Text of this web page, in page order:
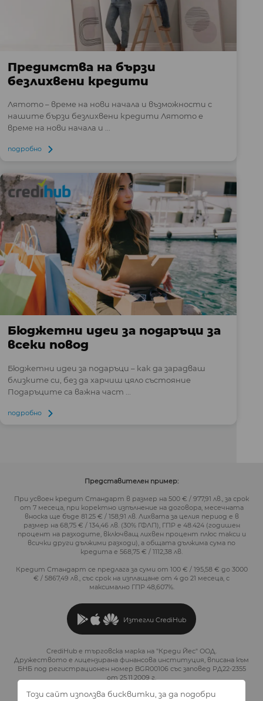
Предимства на бързи
безлихвени кредити
Лятото – време на нови начала и възможности с
нашите бързи безлихвени кредити Лятото е
време на нови начала и ...
подробно
Бюджетни идеи за подаръци за
всеки повод
Бюджетни идеи за подаръци – как да зарадваш
близките си, без да харчиш цяло състояние
Подаръците са важна част ...
подробно
Представителен пример:
При усвоен кредит Стандарт в размер на 500 € / 977,91 лв., за срок
от 7 месеца, при коректно изпълнение на договора, месечната
вноска ще бъде 81.25 € / 158,91 лв. Лихвата за целия период е в
размер на 68,75 € / 134,46 лв. (30% ГФЛП), ГПР е 48.424 (годишен
процент на разходите, включващ лихвен процент плюс такси и
всички други дължими разходи), а общата дължима сума по
кредита е 568,75 € / 1112,38 лв.
Кредит Стандарт се предлага за суми от 100 € / 195,58 € до 3000
€ / 5867,49 лв., със срок на изплащане от 4 до 21 месеца, с
максимално ГПР 48,607%.
Изтегли CrediHub
CrediHub е търговска марка на "Креди Йес" ООД.
Дружеството е лицензирана финансова институция, вписана към
БНБ под регистрационен номер BGR00106 със заповед РД22-2355
от 25.11.2009 г.
Този сайт използва бисквитки, за да подобри